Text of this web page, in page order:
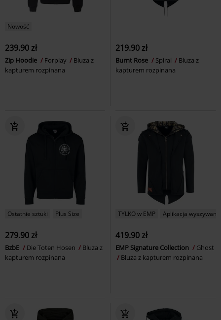
Nowość
239.90 zł
Zip Hoodie Forplay
Bluza z
kapturem rozpinana
219.90 zł
Burnt Rose Spiral
Bluza z
kapturem rozpinana
Ostatnie sztuki Plus Size
279.90 zł
BzbE Die Toten Hosen
Bluza z
kapturem rozpinana
TYLKO w EMP Aplikacja wyszywana
419.90 zł
EMP Signature Collection
Ghost
Bluza z kapturem rozpinana